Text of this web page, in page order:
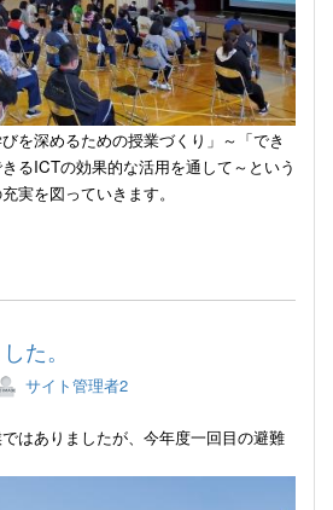
を深めるための授業づくり」～「でき
るICTの効果的な活用を通して～という
実を図っていきます。
た。
サイト管理者2
はありましたが、今年度一回目の避難